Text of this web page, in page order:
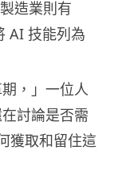
造業則有
AI 技能列為
，」一位人
討論是否需
獲取和留住這